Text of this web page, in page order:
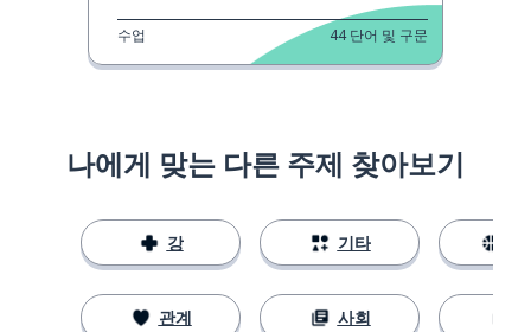
수업 44 단어 및 구문
나에게 맞는 다른 주제 찾아보기
강
관계
기타
사회